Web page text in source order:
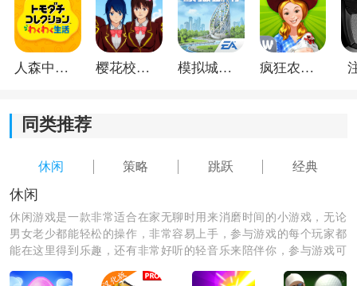
能获得更高连击奖励。
3、注意速度不断提升
才能继续闯关。
4、完成三局两胜挑战
游戏采用经典三局两胜玩法，在有限回合内获得更多胜
利即可成功通关，挑战更高难度关卡和排行榜成绩。
《反应力测试》游戏特色：
1.剪刀石头布，增强版就在这里，感受剪刀石头布的魅
人森中文版 樱花校园模拟器1.048.00中文版 模拟城市我是巿长联机版 疯狂农场3美国派19
同类推荐
休闲 策略 跳跃 经典
休闲
休闲游戏是一款非常适合在家无聊时用来消磨时间的小游戏，无论
男女老少都能轻松的操作，非常容易上手，参与游戏的每个玩家都
能在这里得到乐趣，还有非常好听的轻音乐来陪伴你，参与游戏可
必备的一款app哦。